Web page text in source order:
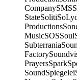
CompanySMS
StateSoliti
Productions
MusicSOSSoul
Subterrania
Factory
PrayersSpark
SoundSpiegelei